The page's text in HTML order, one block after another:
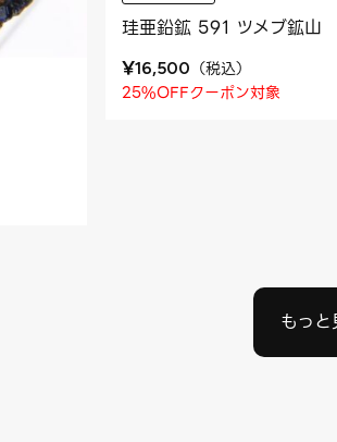
珪亜鉛鉱 591 ツメブ鉱山
¥16,500 （税込）
25%OFFクーポン対象
もっと